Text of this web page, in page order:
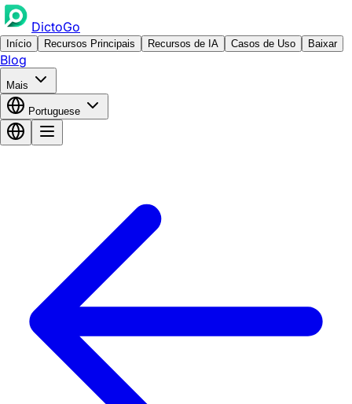
DictoGo
Início Recursos Principais Recursos de IA Casos de Uso Baixar
Blog
Mais
Portuguese